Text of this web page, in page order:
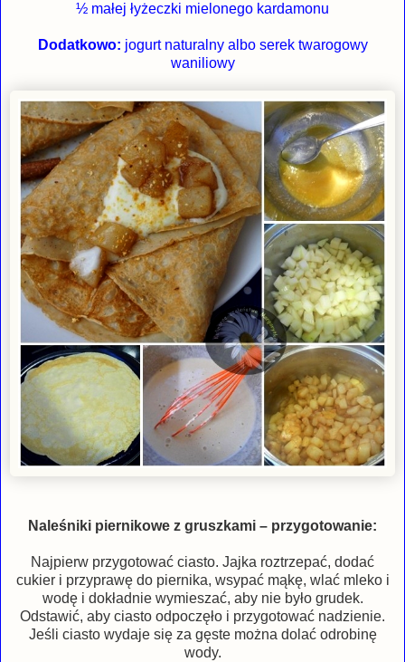
½ małej łyżeczki mielonego kardamonu
Dodatkowo: jogurt naturalny albo serek twarogowy
waniliowy
Naleśniki piernikowe z gruszkami – przygotowanie:
Najpierw przygotować ciasto. Jajka roztrzepać, dodać
cukier i przyprawę do piernika, wsypać mąkę, wlać mleko i
wodę i dokładnie wymieszać, aby nie było grudek.
Odstawić, aby ciasto odpoczęło i przygotować nadzienie.
Jeśli ciasto wydaje się za gęste można dolać odrobinę
wody.